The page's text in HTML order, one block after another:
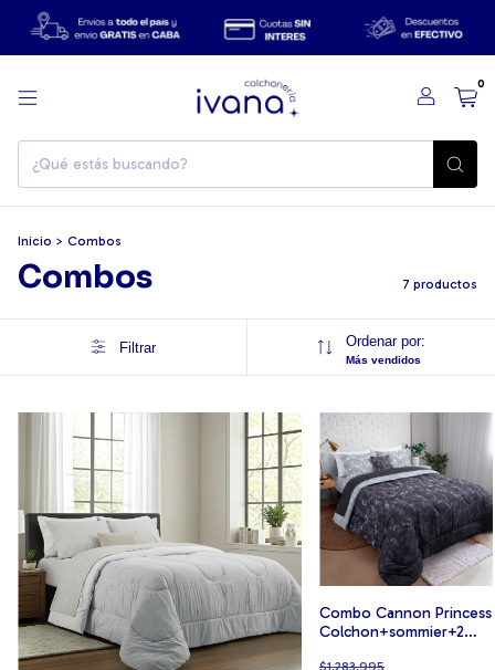
0
Inicio > Combos
Combos 7 productos
Filtrar Ordenar por:
Más vendidos
Combo Cannon Princess
Colchon+sommier+2
$1.283.995